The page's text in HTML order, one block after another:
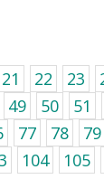
21 22 23
49 50 51
77 78 79
104 105